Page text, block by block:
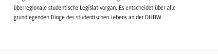
überregionale studentische Legislativorgan. Es entscheidet über alle
grundlegenden Dinge des studentischen Lebens an der DHBW.